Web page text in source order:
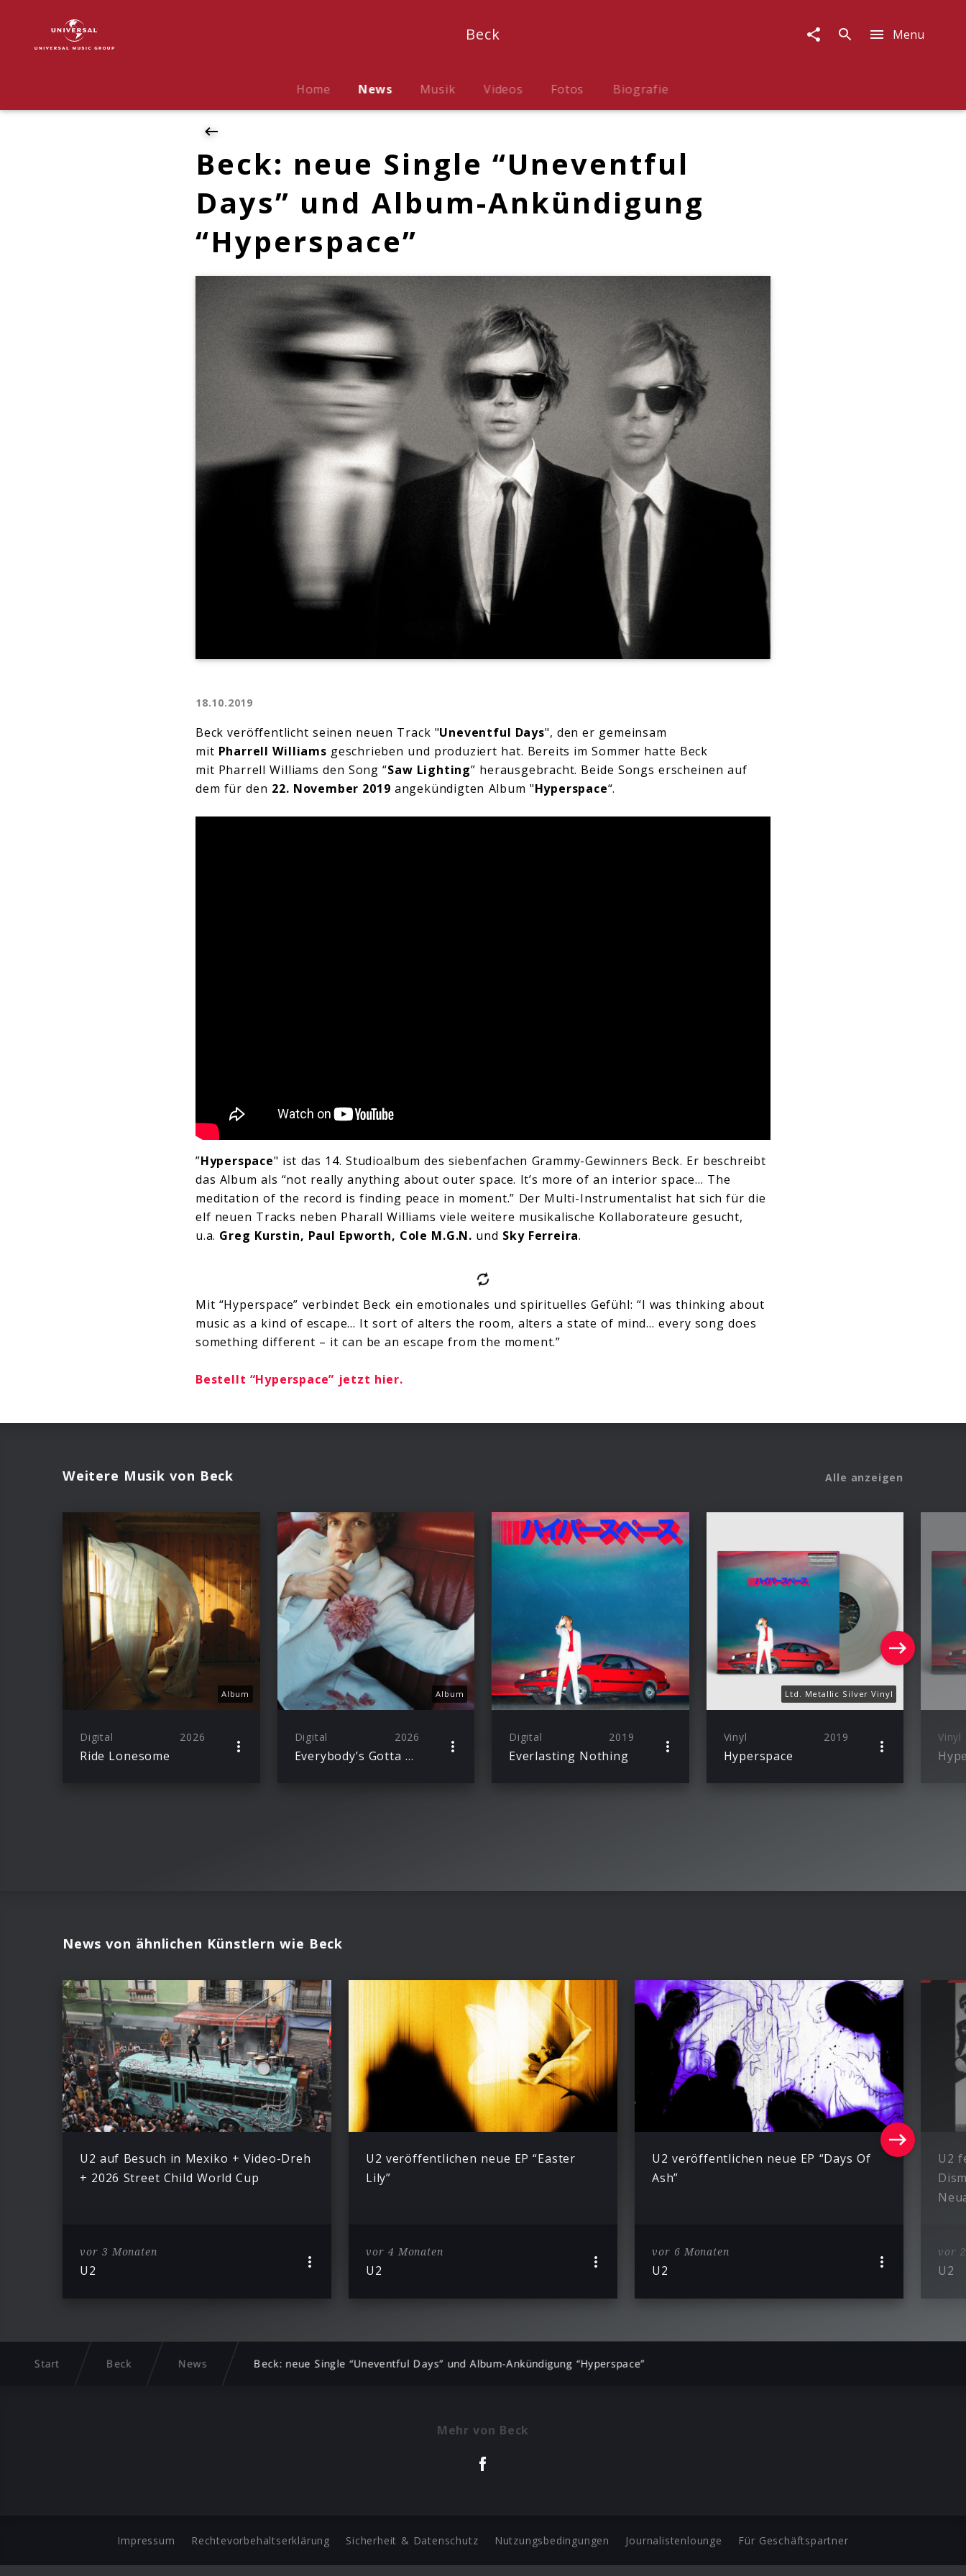
Single
Beck Menu
Home News Musik Videos Fotos Biografie
Beck: neue Single “Uneventful
Days” und Album-Ankündigung
“Hyperspace”
18.10.2019
Beck veröffentlicht seinen neuen Track "Uneventful Days", den er gemeinsam
mit Pharrell Williams geschrieben und produziert hat. Bereits im Sommer hatte Beck
mit Pharrell Williams den Song “Saw Lighting” herausgebracht. Beide Songs erscheinen auf
dem für den 22. November 2019 angekündigten Album "Hyperspace“.
”Hyperspace" ist das 14. Studioalbum des siebenfachen Grammy-Gewinners Beck. Er beschreibt
das Album als “not really anything about outer space. It’s more of an interior space… The
meditation of the record is finding peace in moment.” Der Multi-Instrumentalist hat sich für die
elf neuen Tracks neben Pharall Williams viele weitere musikalische Kollaborateure gesucht,
u.a. Greg Kurstin, Paul Epworth, Cole M.G.N. und Sky Ferreira.
Mit “Hyperspace” verbindet Beck ein emotionales und spirituelles Gefühl: “I was thinking about
music as a kind of escape… It sort of alters the room, alters a state of mind… every song does
something different – it can be an escape from the moment.”
Bestellt “Hyperspace” jetzt hier.
Weitere Musik von Beck Alle anzeigen
Album
Digital 2026
Ride Lonesome
Album
Digital 2026
Everybody’s Gotta Learn Sometime
Digital 2019
Everlasting Nothing
Ltd. Metallic Silver Vinyl
Vinyl 2019
Hyperspace
Vinyl
News von ähnlichen Künstlern wie Beck
U2 auf Besuch in Mexiko + Video-Dreh
+ 2026 Street Child World Cup
vor 3 Monaten
U2
U2 veröffentlichen neue EP “Easter
Lily”
vor 4 Monaten
U2
U2 veröffentlichen neue EP “Days Of
Ash”
vor 6 Monaten
U2
U2
vor
U2
Start Beck News Beck: neue Single “Uneventful Days” und Album-Ankündigung “Hyperspace”
Mehr von Beck
Impressum Rechtevorbehaltserklärung Sicherheit & Datenschutz Nutzungsbedingungen Journalistenlounge Für Geschäftspartner